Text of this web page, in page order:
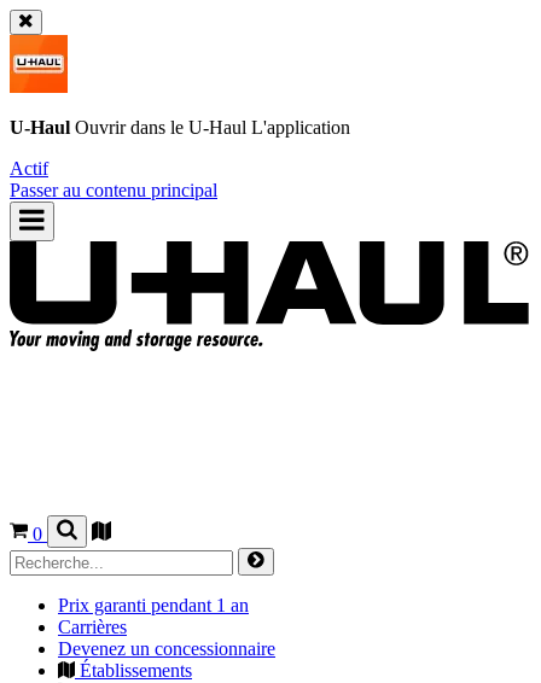
U-Haul Ouvrir dans le U-Haul L'application
Actif
Passer au contenu principal
0
Prix garanti pendant 1 an
Carrières
Devenez un concessionnaire
Établissements